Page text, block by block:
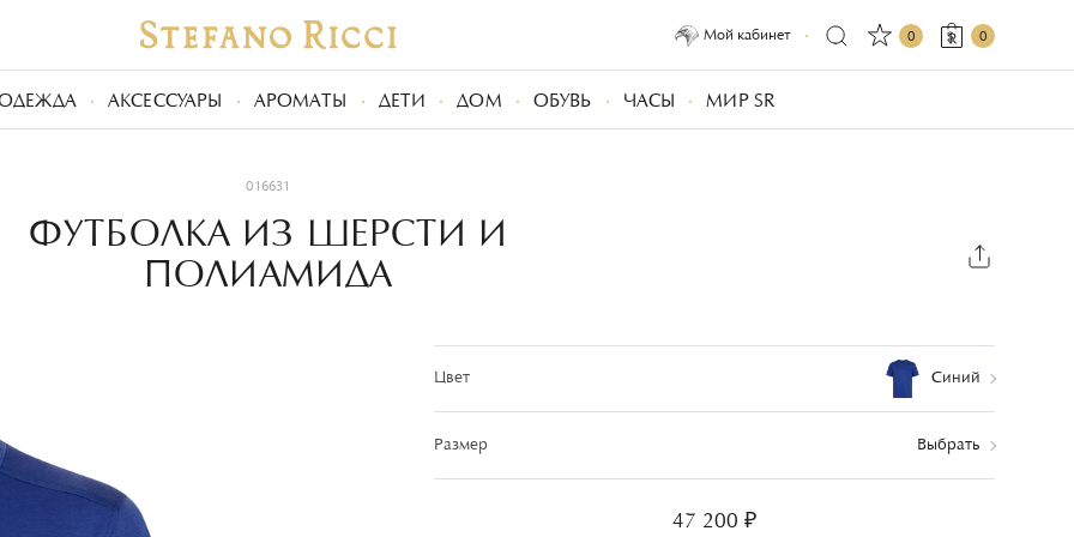
Мой кабинет 0 0
АКСЕССУАРЫ АРОМАТЫ ДЕТИ ДОМ ОБУВЬ ЧАСЫ МИР SR
016631
ФУТБОЛКА ИЗ ШЕРСТИ И
ПОЛИАМИДА
Цвет Синий
Размер Выбрать
47 200 ₽